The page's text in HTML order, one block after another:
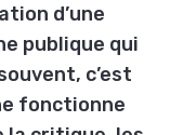
d’une
publique qui
c’est
fonctionne